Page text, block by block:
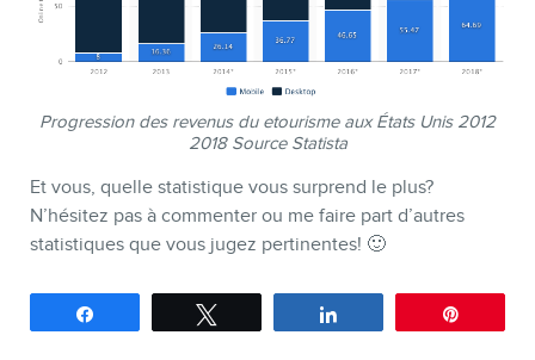
Progression des revenus du etourisme aux États Unis 2012
2018 Source Statista
Et vous, quelle statistique vous surprend le plus?
N’hésitez pas à commenter ou me faire part d’autres
statistiques que vous jugez pertinentes! 🙂